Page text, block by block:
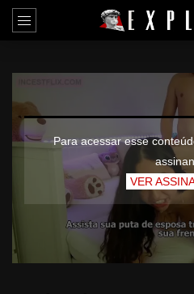
Para acessar esse
VER